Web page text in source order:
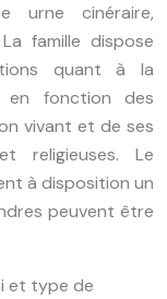
urne cinéraire,
famille dispose
quant à la
en fonction des
vivant et de ses
religieuses. Le
à disposition un
peuvent être
et type de